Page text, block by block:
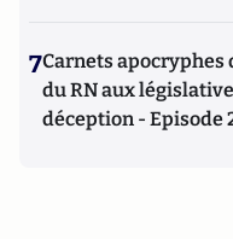
7Carnets apocryphes
du RN aux
déception - Episode